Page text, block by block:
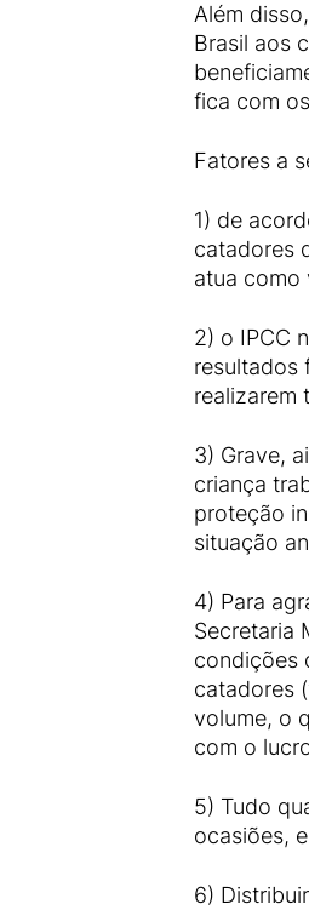
Além
Brasil aos
fica com
Fatores a
1) de
catadores
atua como
2) o IPCC
resultados
realizarem
3) Grave,
criança
proteção
situação
4) Para
Secretaria
condições
catadores
volume, o
com o
5) Tudo
ocasiões,
6)